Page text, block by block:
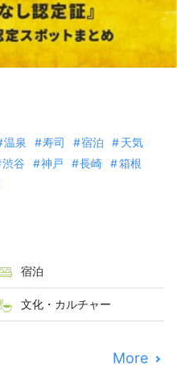
温泉 寿司 宿泊
天気
渋谷 神戸 長崎
箱根
宿泊
文化・カルチャー
More